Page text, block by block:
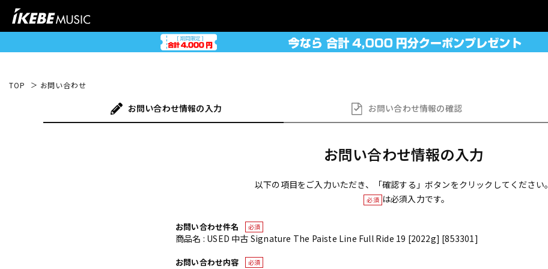
TOP お問い合わせ
お問い合わせ情報の入力 お問い合わせ情報の確認
お問い合わせ情報の入力
以下の項目をご入力いただき、「確認する」ボタンをクリックしてください。
必須 は必須入力です。
お問い合わせ件名 必須
商品名 : USED 中古 Signature The Paiste Line Full Ride 19 [2022g] [853301]
お問い合わせ内容 必須